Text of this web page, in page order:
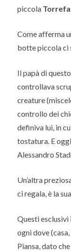
piccola
Come afferma
botte piccola ci
Il papà di
controllava
creature
controllo dei
definiva lui, in
tostatura. E
Alessandro
Un’altra
ci regala, è la
Questi
ogni dove
Piansa, dato